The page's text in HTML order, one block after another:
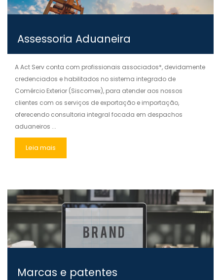
Assessoria Aduaneira
A Act Serv conta com profissionais associados*, devidamente
credenciados e habilitados no sistema integrado de
Comércio Exterior (Siscomex), para atender aos nossos
clientes com os serviços de exportação e importação,
oferecendo consultoria integral focada em despachos
aduaneiros ...
Leia mais
Marcas e patentes